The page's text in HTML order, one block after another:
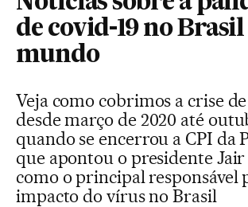
de covid-19 no Brasil
mundo
Veja como cobrimos a crise
desde março de 2020 até
quando se encerrou a CPI da
que apontou o presidente
como o principal responsável
impacto do vírus no Brasil